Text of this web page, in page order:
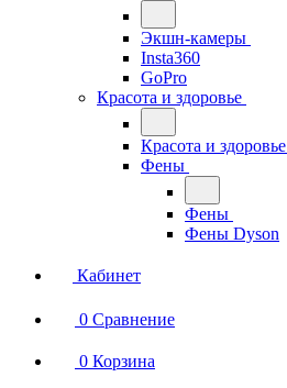
Экшн-камеры
Insta360
GoPro
Красота и здоровье
Красота и здоровье
Фены
Фены
Фены Dyson
Кабинет
0 Сравнение
0 Корзина